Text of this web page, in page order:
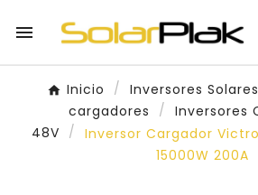

Inicio Inversores Solares
cargadores
Inversores
48V
Inversor Cargador
15000W 200A